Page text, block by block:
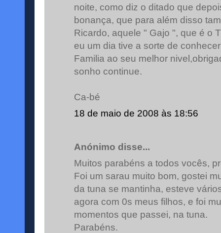
noite, como diz o ditado que
bonança, que para além disso
Ricardo, aquele " Gajo ", que é o
eu um dia tive a sorte de
Familia ao seu melhor
sonho continue.
Ca-bé
18 de maio de 2008 às 18:56
Anónimo disse...
Muitos parabéns a todos vocês,
Foi um sarau muito bom, gostei
da tuna se mantinha, esteve
agora com 0s meus filhos, e foi
momentos que passei, na tuna.
Parabéns.